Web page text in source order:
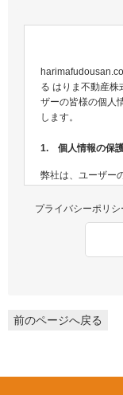
る はりま不動産株
ザーの皆様の個人
します。
1. 個人情報の保
弊社は、ユーザー
ないよう、個人情
3. 個人情報の利用
プライバシーポリ
前のページへ戻る